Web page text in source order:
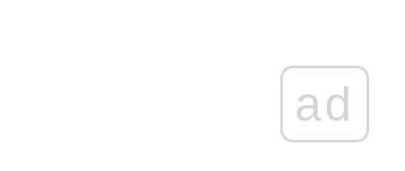
ad